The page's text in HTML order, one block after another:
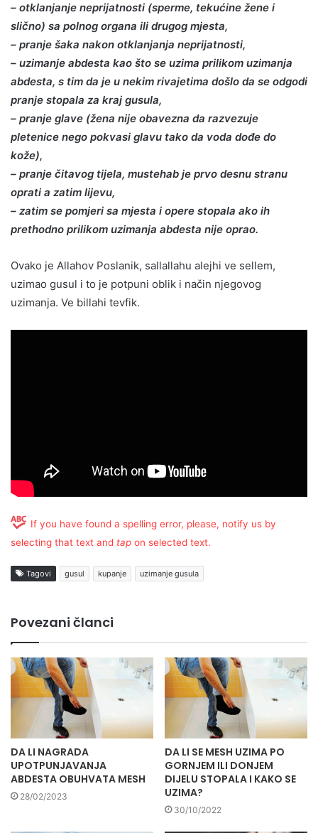
– otklanjanje neprijatnosti (sperme, tekućine žene i
slično) sa polnog organa ili drugog mjesta,
– pranje šaka nakon otklanjanja neprijatnosti,
– uzimanje abdesta kao što se uzima prilikom uzimanja
abdesta, s tim da je u nekim rivajetima došlo da se odgodi
pranje stopala za kraj gusula,
– pranje glave (žena nije obavezna da razvezuje
pletenice nego pokvasi glavu tako da voda dođe do
kože),
– pranje čitavog tijela, mustehab je prvo desnu stranu
oprati a zatim lijevu,
– zatim se pomjeri sa mjesta i opere stopala ako ih
prethodno prilikom uzimanja abdesta nije oprao.
Ovako je Allahov Poslanik, sallallahu alejhi ve sellem,
uzimao gusul i to je potpuni oblik i način njegovog
uzimanja. Ve billahi tevfik.
If you have found a spelling error, please, notify us by
selecting that text and tap on selected text.
Tagovi gusul kupanje uzimanje gusula
Povezani članci
DA LI NAGRADA
UPOTPUNJAVANJA
ABDESTA OBUHVATA MESH
28/02/2023
DA LI SE MESH UZIMA PO
GORNJEM ILI DONJEM
DIJELU STOPALA I KAKO SE
UZIMA?
30/10/2022